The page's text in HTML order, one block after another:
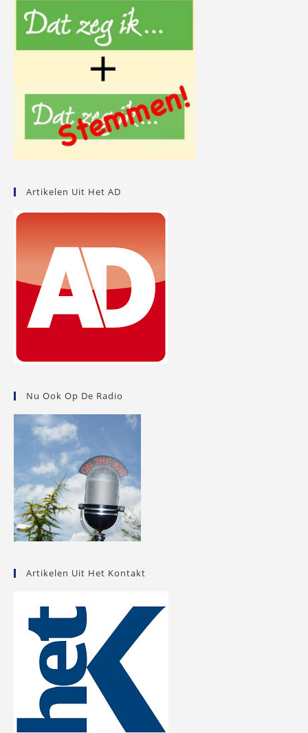
Artikelen Uit Het AD
Nu Ook Op De Radio
Artikelen Uit Het Kontakt